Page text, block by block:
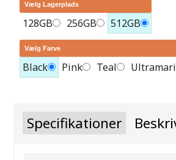
Vælg Lagerplads
128GB 256GB 512GB
Vælg Farve
Black Pink Teal
Specifikationer